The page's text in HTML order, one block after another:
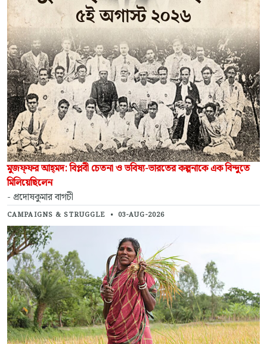
মুজফ্‌ফর আহ্‌মদ: বিপ্লবী চেতনা ও ভবিষ্য-ভারতের কল্পনাকে এক বিন্দুতে
মিলিয়েছিলেন
- প্রদোষকুমার বাগচী
CAMPAIGNS & STRUGGLE • 03-AUG-2026